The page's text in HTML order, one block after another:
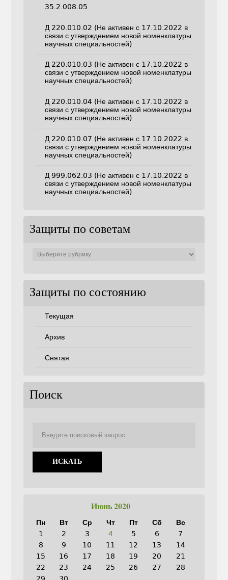
35.2.008.05
Д 220.010.02 (Не активен с 17.10.2022 в
связи с утверждением новой номенклатуры
научных специальностей)
Д 220.010.03 (Не активен с 17.10.2022 в
связи с утверждением новой номенклатуры
научных специальностей)
Д 220.010.04 (Не активен с 17.10.2022 в
связи с утверждением новой номенклатуры
научных специальностей)
Д 220.010.07 (Не активен с 17.10.2022 в
связи с утверждением новой номенклатуры
научных специальностей)
Д 999.062.03 (Не активен с 17.10.2022 в
связи с утверждением новой номенклатуры
научных специальностей)
Защиты по советам
Защиты по состоянию
Текущая
Архив
Снятая
Поиск
Июнь 2020
Пн Вт Ср Чт Пт Сб
Вс
1
2 3 4 5 6
7
8
9 10 11 12 13
14
15
16 17 18 19 20
21
22
23 24 25 26 27
28